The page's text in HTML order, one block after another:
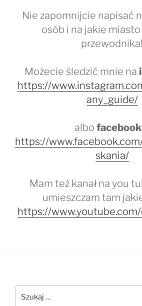
Nie zapomnijcie napisać
osób i na jakie
przewodnika!
Możecie śledzić mnie na
https://
any_guide/
albo
https://
skania/
Mam też kanał na you
umieszczam tam
https://